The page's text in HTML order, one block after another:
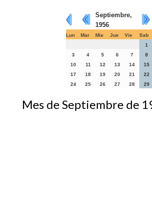
Septiembre,
1956
Lun Mar Mie Jue Vie Sab
1
3
4 5 6 7 8
10
11 12 13 14 15
17
18 19 20 21 22
24
25 26 27 28 29
Mes de Septiembre de